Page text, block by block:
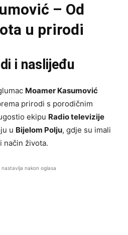
– Od
u prirodi
i naslijeđu
Moamer Kasumović
prirodi s porodičnim
ekipu Radio televizije
u Bijelom Polju, gdje su imali
način života.
nastavlja nakon oglasa